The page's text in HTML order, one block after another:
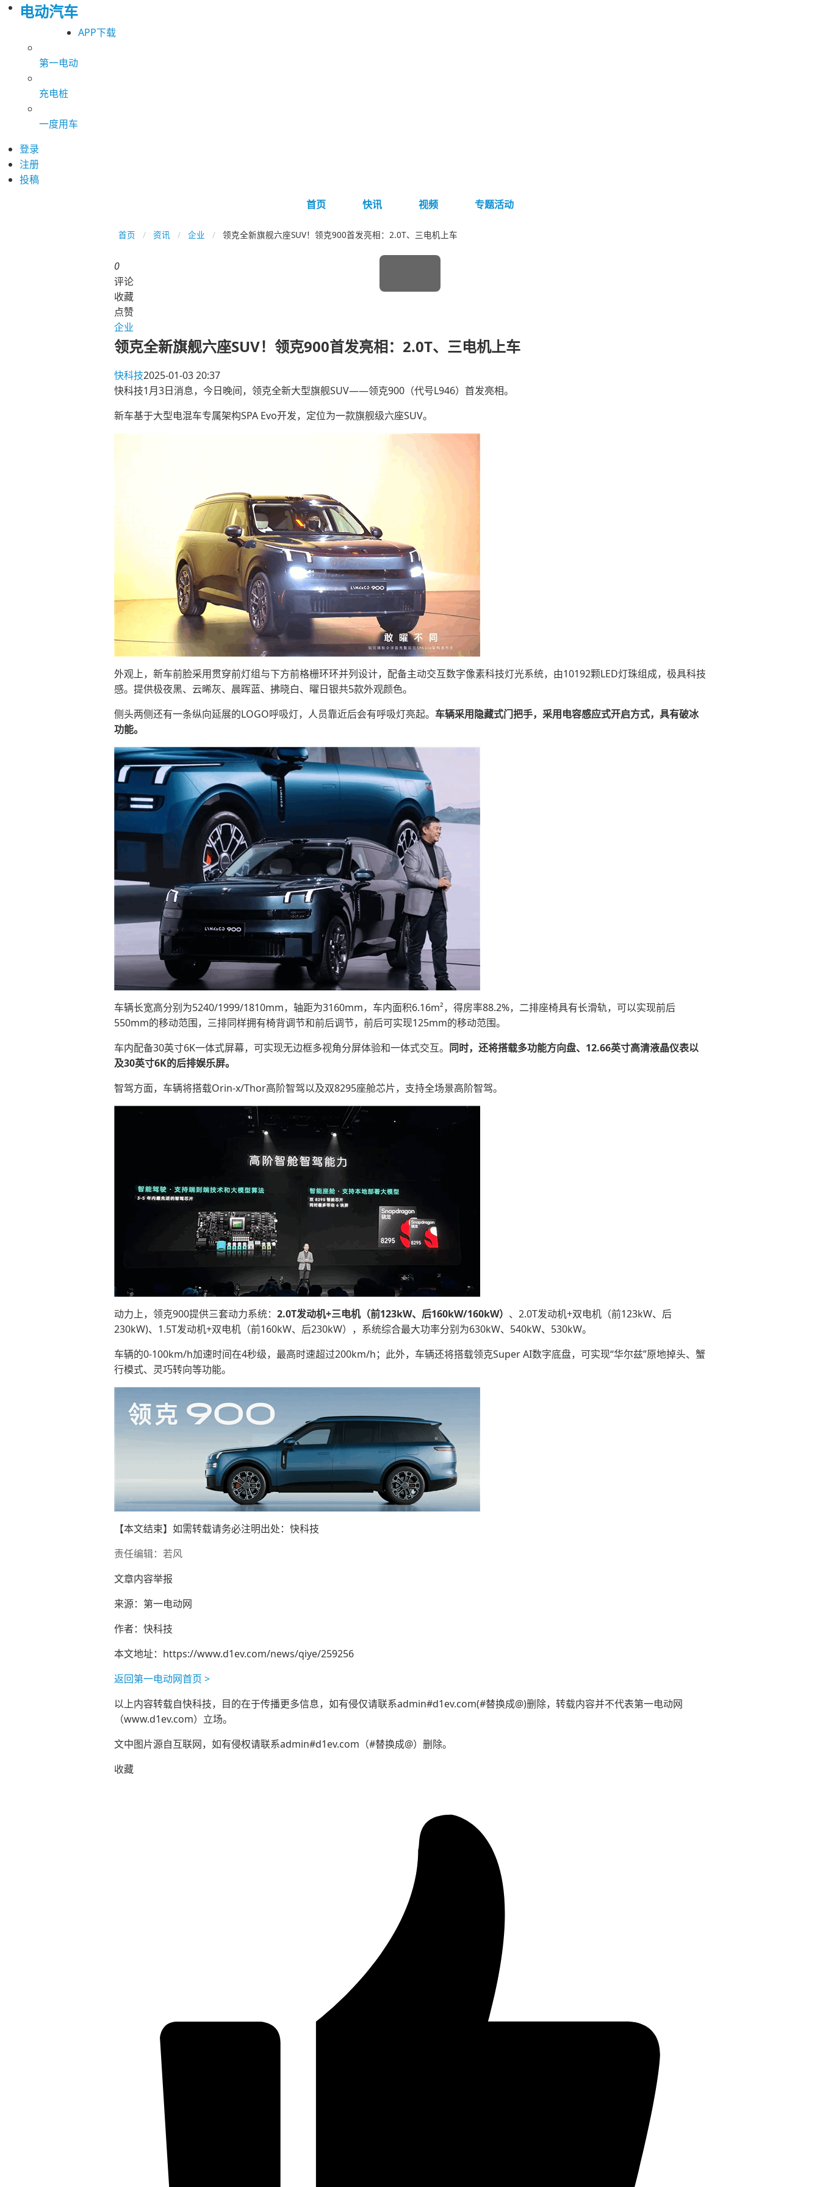
电动汽车
APP下载
第一电动
充电桩
一度用车
登录
注册
投稿
首页
快讯 视频 专题活动
首页 资讯 企业 领克全新旗舰六座SUV！领克900首发亮相：2.0T、三电机上车
0
评论
收藏
点赞
企业
领克全新旗舰六座SUV！领克900首发亮相：2.0T、三电机上车
快科技2025-01-03 20:37
快科技1月3日消息，今日晚间，领克全新大型旗舰SUV——领克900（代号L946）首发亮相。
新车基于大型电混车专属架构SPA Evo开发，定位为一款旗舰级六座SUV。
外观上，新车前脸采用贯穿前灯组与下方前格栅环环并列设计，配备主动交互数字像素科技灯光系统，由10192颗LED灯珠组成，极具科技
感。提供极夜黑、云晞灰、晨晖蓝、拂晓白、曜日银共5款外观颜色。
侧头两侧还有一条纵向延展的LOGO呼吸灯，人员靠近后会有呼吸灯亮起。 车辆采用隐藏式门把手，采用电容感应式开启方式，具有破冰
功能。
车辆长宽高分别为5240/1999/1810mm，轴距为3160mm，车内面积6.16m²，得房率88.2%，二排座椅具有长滑轨，可以实现前后
550mm的移动范围，三排同样拥有椅背调节和前后调节，前后可实现125mm的移动范围。
车内配备30英寸6K一体式屏幕，可实现无边框多视角分屏体验和一体式交互。 同时，还将搭载多功能方向盘、12.66英寸高清液晶仪表以
及30英寸6K的后排娱乐屏。
智驾方面，车辆将搭载Orin-x/Thor高阶智驾以及双8295座舱芯片，支持全场景高阶智驾。
动力上，领克900提供三套动力系统： 2.0T发动机+三电机（前123kW、后160kW/160kW） 、2.0T发动机+双电机（前123kW、后
230kW)、1.5T发动机+双电机（前160kW、后230kW），系统综合最大功率分别为630kW、540kW、530kW。
车辆的0-100km/h加速时间在4秒级，最高时速超过200km/h；此外，车辆还将搭载领克Super AI数字底盘，可实现“华尔兹”原地掉头、蟹
行模式、灵巧转向等功能。
【本文结束】如需转载请务必注明出处：快科技
责任编辑：若风
文章内容举报
来源：第一电动网
作者：快科技
本文地址： https://www.d1ev.com/news/qiye/259256
返回第一电动网首页 >
以上内容转载自快科技，目的在于传播更多信息，如有侵仅请联系admin#d1ev.com(#替换成@)删除，转载内容并不代表第一电动网
（www.d1ev.com）立场。
文中图片源自互联网，如有侵权请联系admin#d1ev.com（#替换成@）删除。
收藏